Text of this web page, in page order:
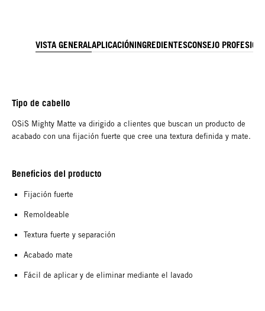
VISTA GENERALAPLICACIÓNINGREDIENTESCONSEJO
Tipo de cabello
OSiS Mighty Matte va dirigido a clientes que buscan un producto de
acabado con una fijación fuerte que cree una textura definida y mate.
Beneficios del producto
Fijación fuerte
Remoldeable
Textura fuerte y separación
Acabado mate
Fácil de aplicar y de eliminar mediante el lavado